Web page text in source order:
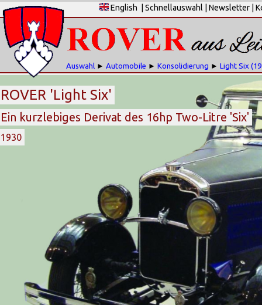
English Schnellauswahl Newsletter
Auswahl ►Automobile ►Konsolidierung ►Light Six
ROVER 'Light Six'
Ein kurzlebiges Derivat des 16hp Two-Litre 'Six'
1930